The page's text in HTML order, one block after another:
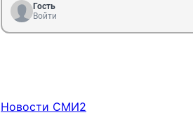
Гость
Войти
Новости СМИ2